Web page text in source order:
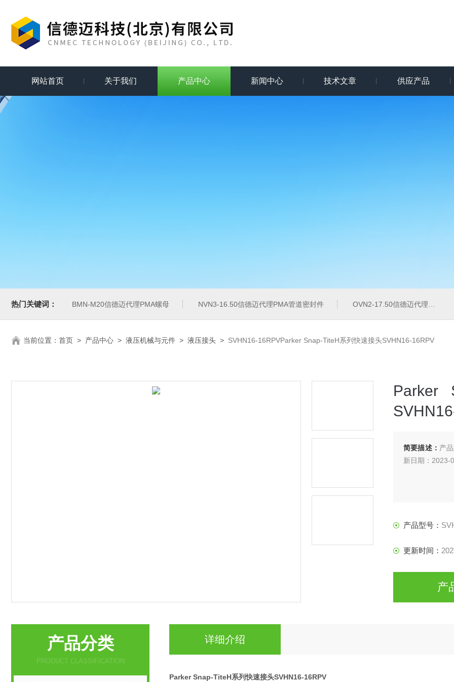
网站首页 关于我们 产品中心 新闻中心 技术文章 供应产品
热门关键词： BMN-M20信德迈代理PMA螺母 NVN3-16.50信德迈代理PMA管道密封件 OVN2-17.50信德迈代理PMA导管夹
当前位置： 首页 > 产品中心 > 液压机械与元件 > 液压接头 > SVHN16-16RPVParker Snap-TiteH系列快速接头SVHN16-16RPV
简要描述： 产
新日期：2023-
产品型号：
更新时间：
产
产品分类
PRODUCT CLASSIFICATION
详细介绍
Parker Snap-TiteH系列快速接头SVHN16-16RPV